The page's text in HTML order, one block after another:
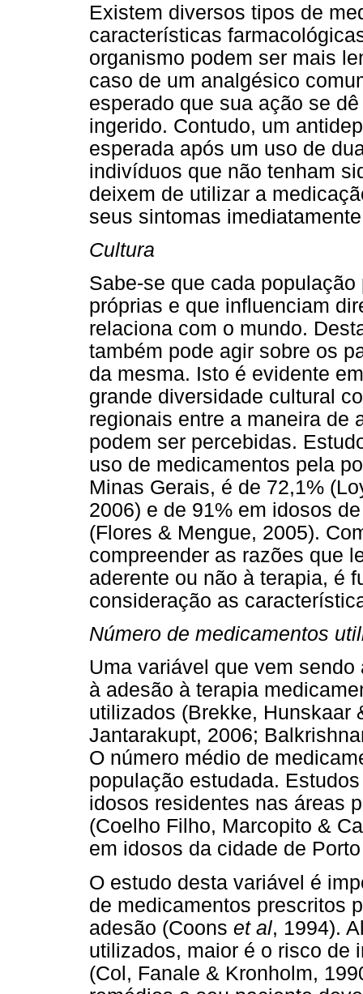
Existem diversos tipos de
características
organismo podem ser mais
caso de um analgésico
esperado que sua ação se
ingerido. Contudo, um
esperada após um uso de
indivíduos que não tenham
deixem de utilizar a
seus sintomas
Cultura
Sabe-se que cada
próprias e que influenciam
relaciona com o mundo.
também pode agir sobre os
da mesma. Isto é evidente
grande diversidade cultural
regionais entre a maneira de
podem ser percebidas.
uso de medicamentos pela
Minas Gerais, é de 72,1%
2006) e de 91% em idosos
(Flores & Mengue, 2005).
compreender as razões que
aderente ou não à terapia, é
consideração as
Número de medicamentos
Uma variável que vem
à adesão à terapia
utilizados (Brekke, Hunskaar
Jantarakupt, 2006;
O número médio de
população estudada.
idosos residentes nas áreas
(Coelho Filho, Marcopito &
em idosos da cidade de
O estudo desta variável é
de medicamentos prescritos
adesão (Coons et al, 1994).
utilizados, maior é o risco de
(Col, Fanale & Kronholm,